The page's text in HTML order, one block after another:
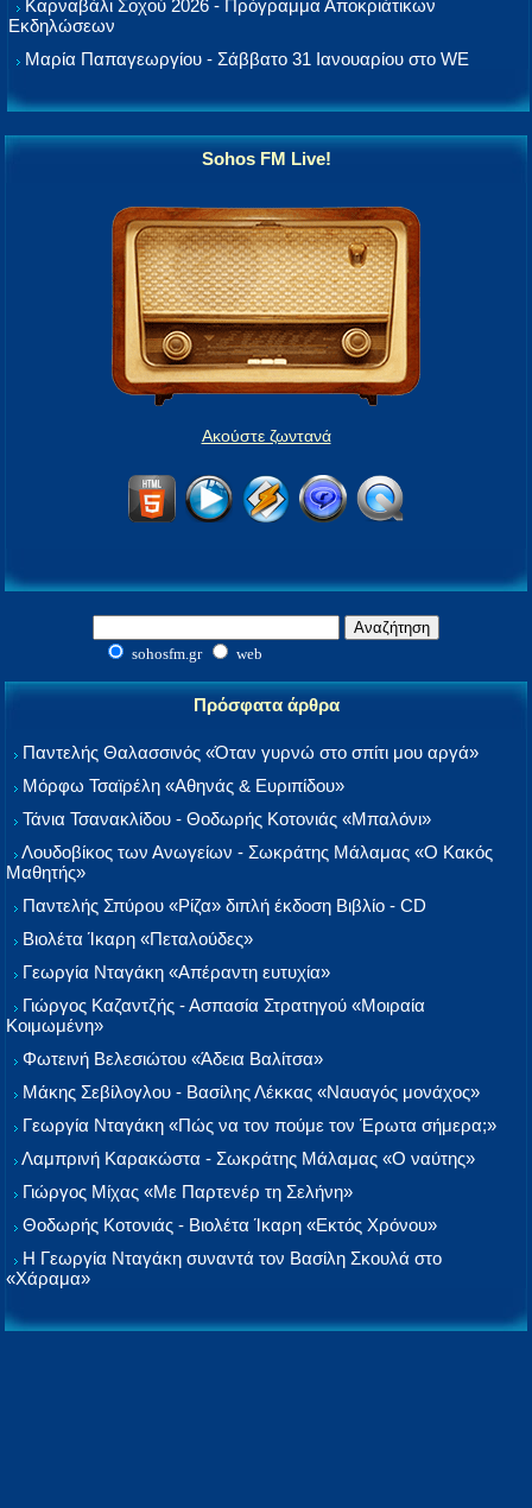
Καρναβάλι Σοχού 2026 - Πρόγραμμα Αποκριάτικων
Εκδηλώσεων
Μαρία Παπαγεωργίου - Σάββατο 31 Ιανουαρίου στο WE
Sohos FM Live!
Ακούστε ζωντανά
sohosfm.gr web
Πρόσφατα άρθρα
Παντελής Θαλασσινός «Όταν γυρνώ στο σπίτι μου αργά»
Μόρφω Τσαϊρέλη «Αθηνάς & Ευριπίδου»
Τάνια Τσανακλίδου - Θοδωρής Κοτονιάς «Μπαλόνι»
Λουδοβίκος των Ανωγείων - Σωκράτης Μάλαμας «Ο Κακός
Μαθητής»
Παντελής Σπύρου «Ρίζα» διπλή έκδοση Βιβλίο - CD
Βιολέτα Ίκαρη «Πεταλούδες»
Γεωργία Νταγάκη «Aπέραντη ευτυχία»
Γιώργος Καζαντζής - Ασπασία Στρατηγού «Μοιραία
Κοιμωμένη»
Φωτεινή Βελεσιώτου «Άδεια Βαλίτσα»
Μάκης Σεβίλογλου - Βασίλης Λέκκας «Ναυαγός μονάχος»
Γεωργία Νταγάκη «Πώς να τον πούμε τον Έρωτα σήμερα;»
Λαμπρινή Καρακώστα - Σωκράτης Μάλαμας «Ο ναύτης»
Γιώργος Μίχας «Με Παρτενέρ τη Σελήνη»
Θοδωρής Κοτονιάς - Βιολέτα Ίκαρη «Εκτός Χρόνου»
Η Γεωργία Νταγάκη συναντά τον Βασίλη Σκουλά στο
«Χάραμα»